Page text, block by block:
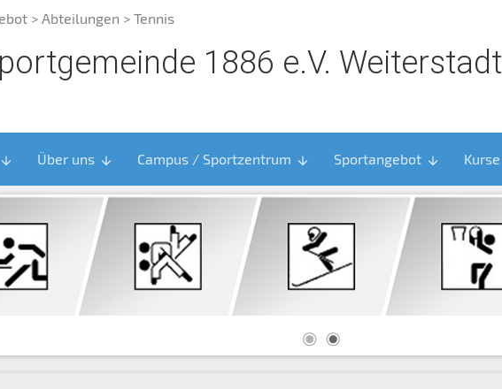
> Abteilungen > Tennis
1886 e.V. Weiterstadt
arrow_downward Über uns arrow_downward Campus / Sportzentrum arrow_downward Sportangebot arrow_downward Kurse